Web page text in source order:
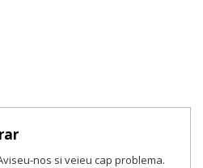
nos si veieu cap problema.